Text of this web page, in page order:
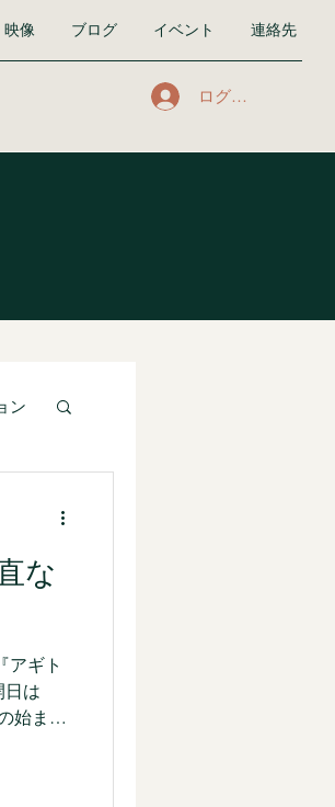
映像 ブログ イベント 連絡先
ログイン
ン
な
アギト
日は
始まり